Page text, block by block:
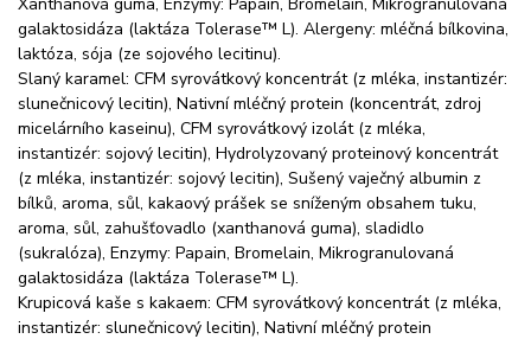
galaktosidáza (laktáza Tolerase™ L). Alergeny: mléčná bílkovina,
laktóza, sója (ze sojového lecitinu).
Slaný karamel: CFM syrovátkový koncentrát (z mléka, instantizér:
slunečnicový lecitin), Nativní mléčný protein (koncentrát, zdroj
micelárního kaseinu), CFM syrovátkový izolát (z mléka,
instantizér: sojový lecitin), Hydrolyzovaný proteinový koncentrát
(z mléka, instantizér: sojový lecitin), Sušený vaječný albumin z
bílků, aroma, sůl, kakaový prášek se sníženým obsahem tuku,
aroma, sůl, zahušťovadlo (xanthanová guma), sladidlo
(sukralóza), Enzymy: Papain, Bromelain, Mikrogranulovaná
galaktosidáza (laktáza Tolerase™ L).
Krupicová kaše s kakaem: CFM syrovátkový koncentrát (z mléka,
instantizér: slunečnicový lecitin), Nativní mléčný protein